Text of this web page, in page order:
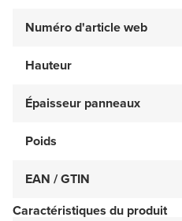
Numéro d'article web
Hauteur
Épaisseur panneaux
Poids
EAN / GTIN
Caractéristiques du produit